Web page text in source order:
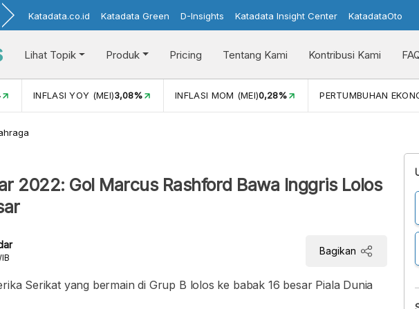
Katadata.co.id Katadata Green D-Insights Katadata Insight Center KatadataOto
Lihat Topik Produk Pricing Tentang Kami Kontribusi Kami
INFLASI YOY (MEI)3,08% INFLASI MOM (MEI)0,28% PERTUMBUHAN
2022: Gol Marcus Rashford Bawa Inggris Lolos
Bagikan
Serikat yang bermain di Grup B lolos ke babak 16 besar Piala Dunia